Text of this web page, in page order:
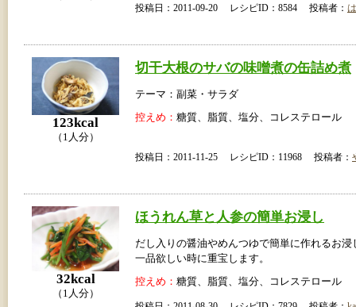
投稿日：2011-09-20 レシピID：8584 投稿者：
123kcal
（1人分）
切干大根のサバの味噌煮の缶詰め煮
テーマ：副菜・サラダ
控えめ： 糖質、脂質、塩分、コレステロール
投稿日：2011-11-25 レシピID：11968 投稿者：
32kcal
（1人分）
ほうれん草と人参の簡単お浸し
だし入りの醤油やめんつゆで簡単に作れるお浸
一品欲しい時に重宝します。
控えめ： 糖質、脂質、塩分、コレステロール